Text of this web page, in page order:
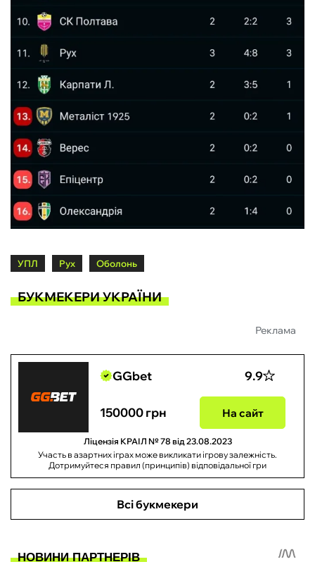
УПЛ Рух Оболонь
БУКМЕКЕРИ УКРАЇНИ
Реклама
GGbet 9.9
150000 грн На сайт
Ліцензія КРАІЛ № 78 від 23.08.2023
Участь в азартних іграх може викликати ігрову залежність.
Дотримуйтеся правил (принципів) відповідальної гри
Всі букмекери